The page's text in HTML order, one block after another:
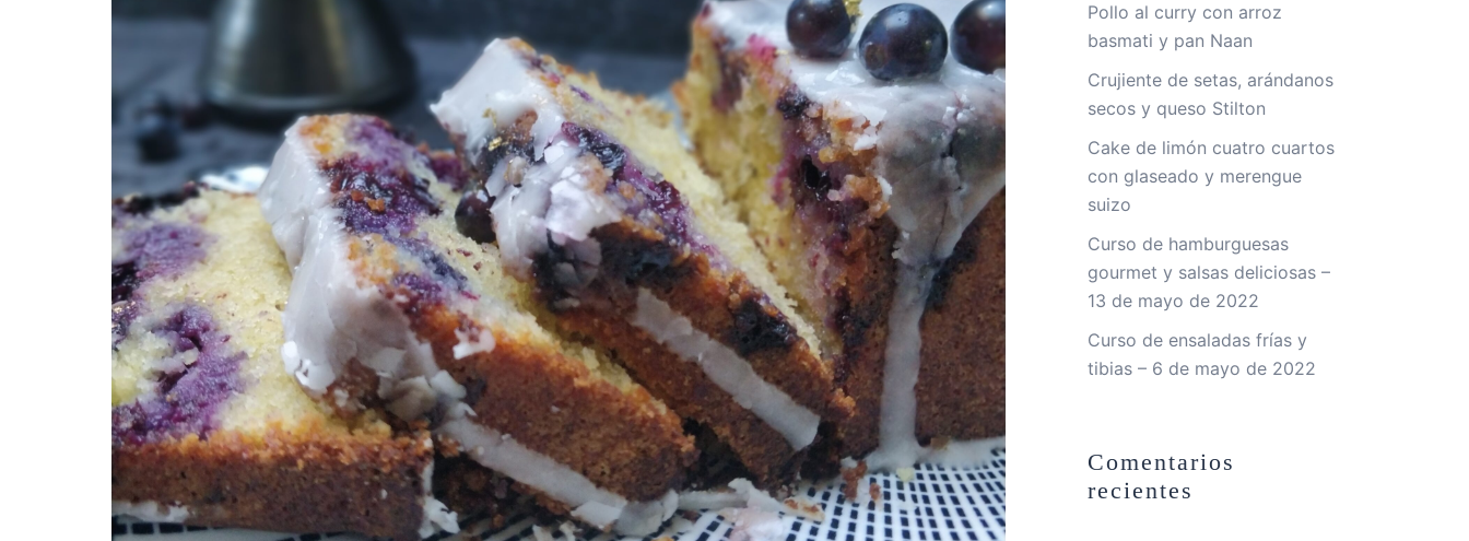
Pollo al curry con arroz
basmati y pan Naan
Crujiente de setas, arándanos
secos y queso Stilton
Cake de limón cuatro cuartos
con glaseado y merengue
suizo
Curso de hamburguesas
gourmet y salsas deliciosas –
13 de mayo de 2022
Curso de ensaladas frías y
tibias – 6 de mayo de 2022
Comentarios
recientes